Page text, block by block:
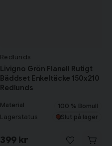
Redlunds
Livigno Grön Flanell Rutigt
Bäddset Enkeltäcke 150x210
Redlunds
Material 100 % Bomull
Lagerstatus Slut på lager
399 kr